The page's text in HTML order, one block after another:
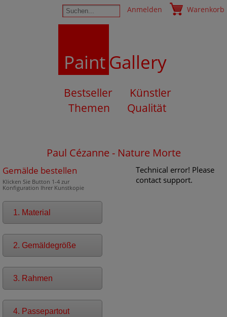
Anmelden Warenkorb
PaintGallery
Bestseller
Künstler
Themen
Qualität
Paul Cézanne - Nature Morte
Gemälde bestellen
Klicken Sie Button 1-4 zur
Konfiguration Ihrer Kunstkopie
1. Material
2. Gemäldegröße
3. Rahmen
4. Passepartout
Technical error! Please
contact support.